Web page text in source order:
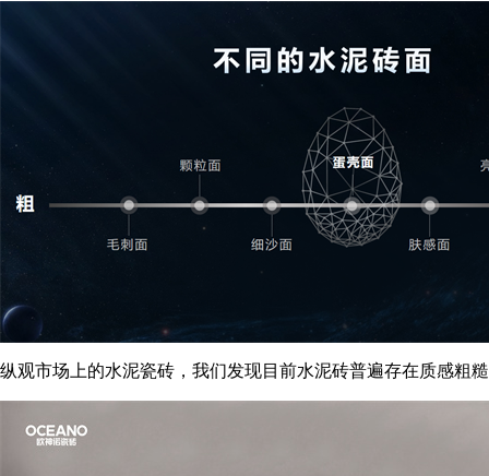
纵观市场上的水泥瓷砖，我们发现目前水泥砖普遍存在质感粗